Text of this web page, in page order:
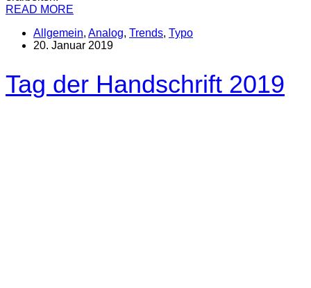
READ MORE
Allgemein, Analog, Trends, Typo
20. Januar 2019
Tag der Handschrift 2019